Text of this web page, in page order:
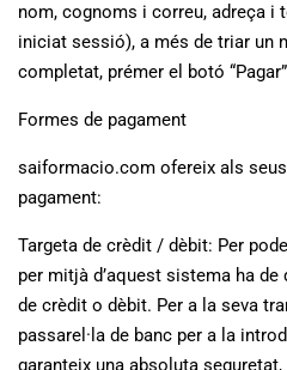
nom, cognoms i correu, adreça i
iniciat sessió), a més de triar un
completat, prémer el botó
Formes de pagament
saiformacio.com ofereix als
pagament:
Targeta de crèdit / dèbit: Per
per mitjà d’aquest sistema ha
de crèdit o dèbit. Per a la seva
passarel·la de banc per a la
garanteix una absoluta